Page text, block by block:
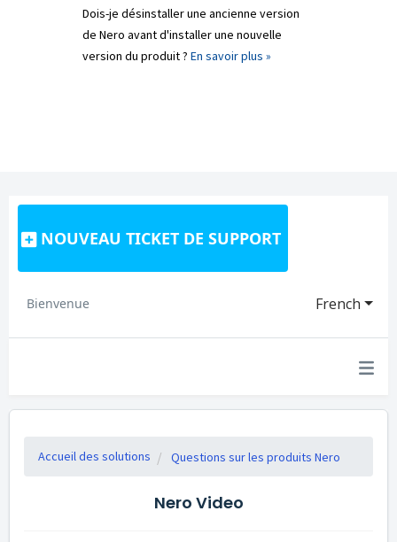
Dois-je désinstaller une ancienne version
de Nero avant d'installer une nouvelle
version du produit ? En savoir plus »
NOUVEAU TICKET DE SUPPORT
French
Bienvenue
Accueil des solutions Questions sur les produits Nero
Nero Video